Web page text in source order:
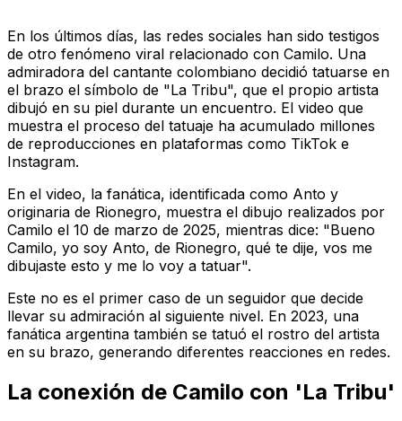
En los últimos días, las redes sociales han sido testigos
de otro fenómeno viral relacionado con Camilo. Una
admiradora del cantante colombiano decidió tatuarse en
el brazo el símbolo de "La Tribu", que el propio artista
dibujó en su piel durante un encuentro. El video que
muestra el proceso del tatuaje ha acumulado millones
de reproducciones en plataformas como TikTok e
Instagram.
En el video, la fanática, identificada como Anto y
originaria de Rionegro, muestra el dibujo realizados por
Camilo el 10 de marzo de 2025, mientras dice: "Bueno
Camilo, yo soy Anto, de Rionegro, qué te dije, vos me
dibujaste esto y me lo voy a tatuar".
Este no es el primer caso de un seguidor que decide
llevar su admiración al siguiente nivel. En 2023, una
fanática argentina también se tatuó el rostro del artista
en su brazo, generando diferentes reacciones en redes.
La conexión de Camilo con 'La Tribu'